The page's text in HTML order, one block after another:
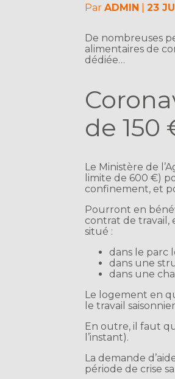
ParADMIN |23
De nombreuses
alimentaires de
dédiée…
de 150
Le Ministère de
limite de 600 €)
confinement, et
Pourront en
contrat de travail,
situé :
dans le parc
dans une
dans une
Le logement en
le travail
En outre, il faut
l’instant).
La demande
période de crise